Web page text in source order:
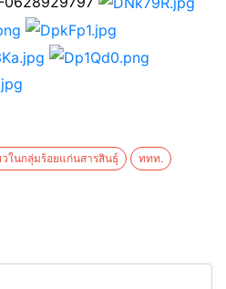
ในกลุ่มร้อยแก่นสารสินธุ์ ททท.